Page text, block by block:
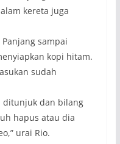
kereta juga
sampai
kopi hitam.
sudah
ditunjuk dan bilang
hapus atau dia
urai Rio.